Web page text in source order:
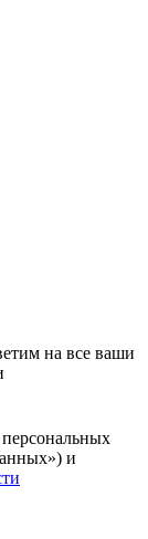
на все ваши
и